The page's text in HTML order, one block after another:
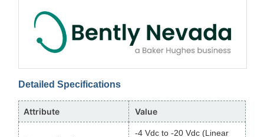
Detailed Specifications
Attribute Value
-4 Vdc to -20 Vdc (Linear